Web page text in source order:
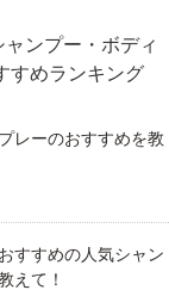
ャンプー・ボディ
すめランキング
レーのおすすめを教
すすめの人気シャン
えて！